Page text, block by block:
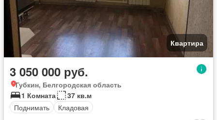
Квартира
3 050 000 руб.
Губкин, Белгородская область
1 Комната
37 кв.м
Поднимать
Кладовая